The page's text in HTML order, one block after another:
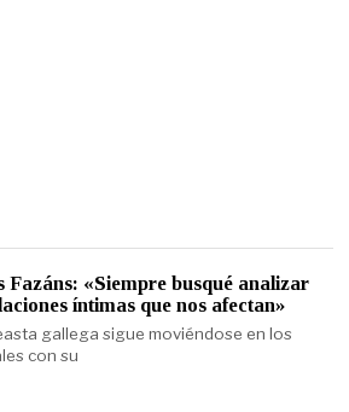
Fazáns: «Siempre busqué analizar
íntimas que nos afectan»
gallega sigue moviéndose en los
con su